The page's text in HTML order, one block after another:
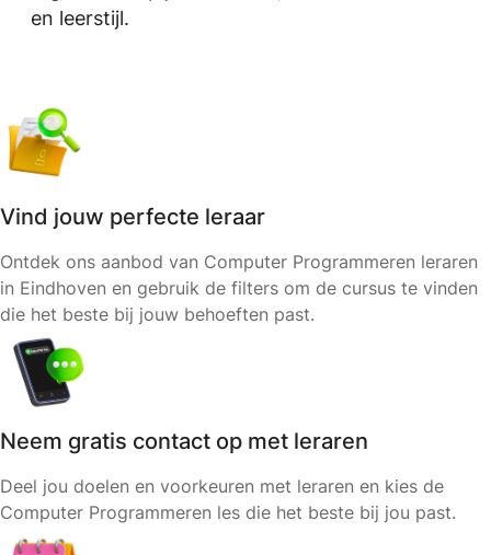
en leerstijl.
Vind jouw perfecte leraar
Ontdek ons aanbod van Computer Programmeren leraren
in Eindhoven en gebruik de filters om de cursus te vinden
die het beste bij jouw behoeften past.
Neem gratis contact op met leraren
Deel jou doelen en voorkeuren met leraren en kies de
Computer Programmeren les die het beste bij jou past.